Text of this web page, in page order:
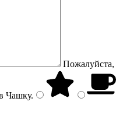
Пожалуйста,
Чашку.